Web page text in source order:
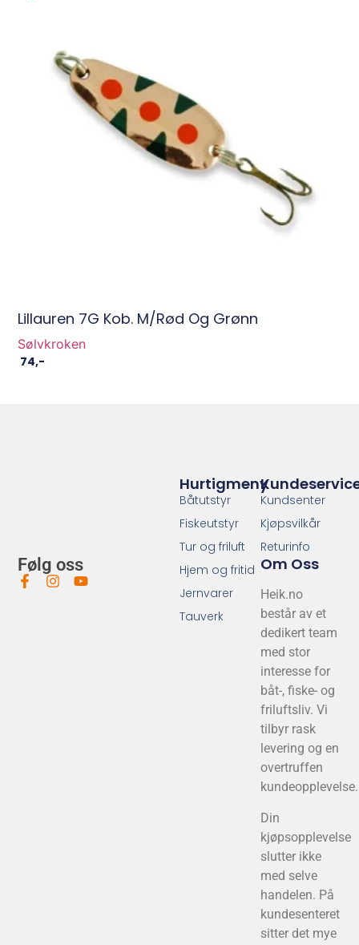
Lillauren 7G Kob. M/Rød Og Grønn
Sølvkroken
74,-
Følg oss
Kundsenter
Kjøpsvilkår
Returinfo
Om Oss
Heik.no
består av et
dedikert team
med stor
interesse for
båt-, fiske- og
friluftsliv. Vi
tilbyr rask
levering og en
overtruffen
kundeopplevelse.
Din
kjøpsopplevelse
slutter ikke
med selve
handelen. På
kundesenteret
sitter det mye
Hurtigmeny
Båtutstyr
Fiskeutstyr
Tur og friluft
Hjem og fritid
Jernvarer
Tauverk